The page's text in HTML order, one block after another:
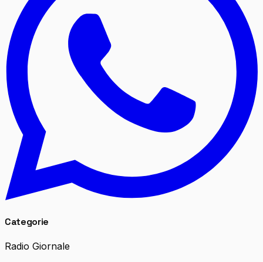
Categorie
Radio Giornale